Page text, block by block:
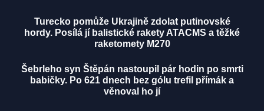
Turecko pomůže Ukrajině zdolat putinovské
hordy. Posílá jí balistické rakety ATACMS a těžké
raketomety M270
Šebrleho syn Štěpán nastoupil pár hodin po smrti
babičky. Po 621 dnech bez gólu trefil přímák a
věnoval ho jí